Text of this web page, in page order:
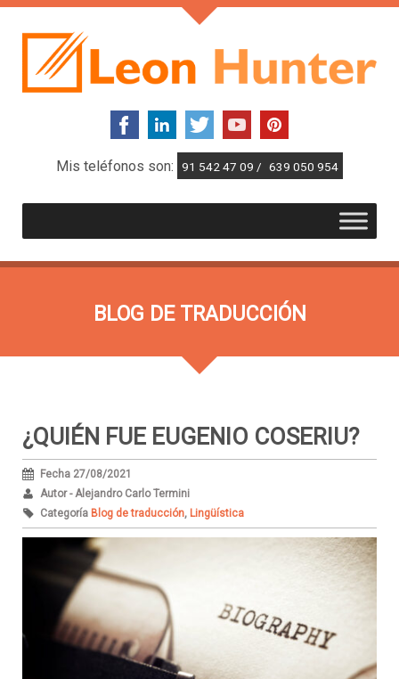
Mis teléfonos son: 91 542 47 09 / 639 050 954
BLOG DE TRADUCCIÓN
¿QUIÉN FUE EUGENIO COSERIU?
Fecha 27/08/2021
Autor - Alejandro Carlo Termini
Categoría Blog de traducción, Lingüística